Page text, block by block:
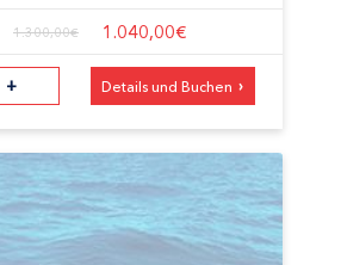
1.300,00€ 1.040,00€
+ Details und Buchen ›